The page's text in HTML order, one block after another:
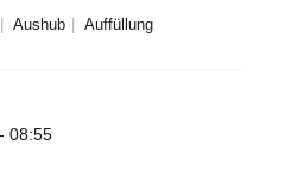
Aushub
Auffüllung
08:55